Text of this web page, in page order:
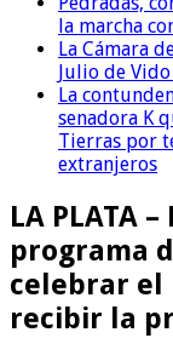
la marcha
La Cámara
Julio de
La
senadora K
Tierras por
extranjeros
LA PLATA
programa
celebrar el
recibir la